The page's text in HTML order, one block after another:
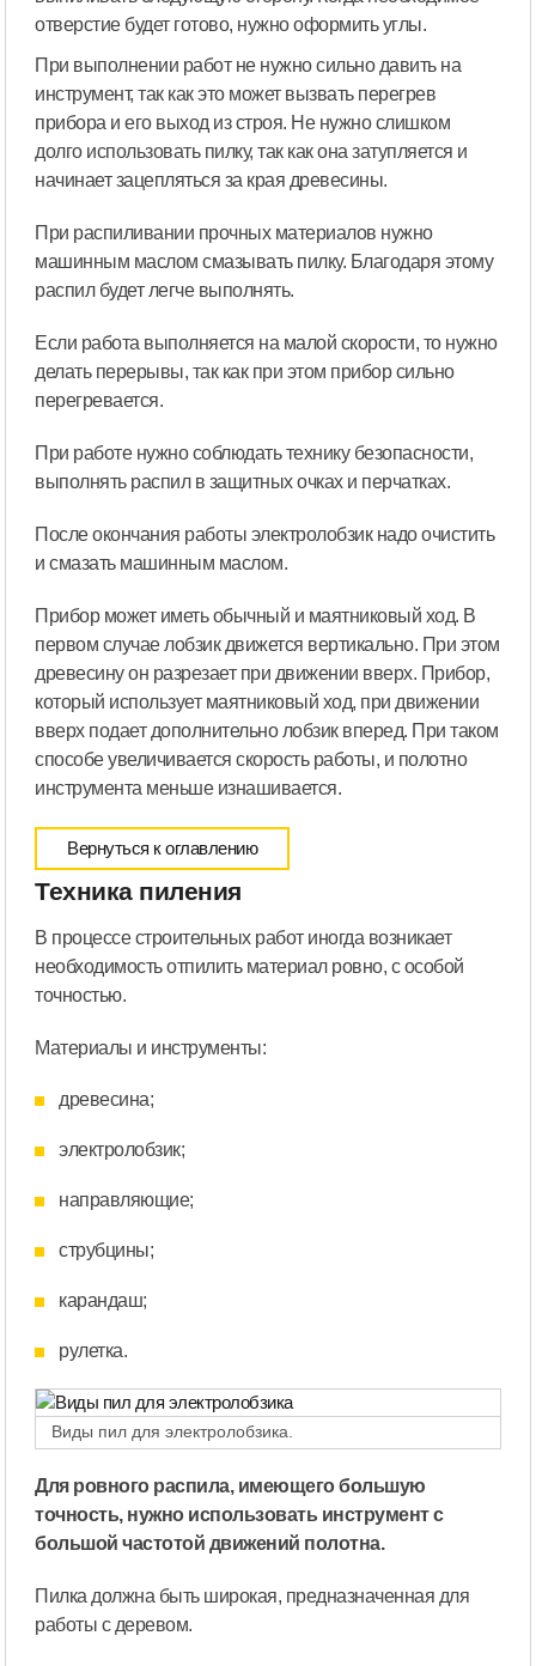
отверстие будет готово, нужно оформить углы.
При выполнении работ не нужно сильно давить на
инструмент, так как это может вызвать перегрев
прибора и его выход из строя. Не нужно слишком
долго использовать пилку, так как она затупляется и
начинает зацепляться за края древесины.
При распиливании прочных материалов нужно
машинным маслом смазывать пилку. Благодаря этому
распил будет легче выполнять.
Если работа выполняется на малой скорости, то нужно
делать перерывы, так как при этом прибор сильно
перегревается.
При работе нужно соблюдать технику безопасности,
выполнять распил в защитных очках и перчатках.
После окончания работы электролобзик надо очистить
и смазать машинным маслом.
Прибор может иметь обычный и маятниковый ход. В
первом случае лобзик движется вертикально. При этом
древесину он разрезает при движении вверх. Прибор,
который использует маятниковый ход, при движении
вверх подает дополнительно лобзик вперед. При таком
способе увеличивается скорость работы, и полотно
инструмента меньше изнашивается.
Вернуться к оглавлению
Техника пиления
В процессе строительных работ иногда возникает
необходимость отпилить материал ровно, с особой
точностью.
Материалы и инструменты:
древесина;
электролобзик;
направляющие;
струбцины;
карандаш;
рулетка.
Виды пил для электролобзика.
Для ровного распила, имеющего большую
точность, нужно использовать инструмент с
большой частотой движений полотна.
Пилка должна быть широкая, предназначенная для
работы с деревом.